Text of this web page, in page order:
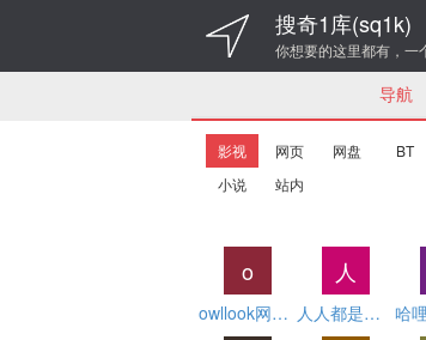
搜奇1库(sq1k)
你想要的这里都有，一
导航
影视 网页 网盘
BT
小说
站内
o
owllook网络小说搜索
人
人人都是产品经理